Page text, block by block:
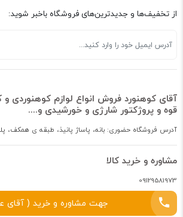
از تخفیف‌ها و جدیدترین‌های فروشگاه باخبر شوید:
آقای کوهنورد فروش انواع لوازم کوهنوردی و
قوه و پروژکتور شارژی و خورشیدی و....
آدرس فروشگاه حضوری: بانه، پاساژ پانیذ، طبقه ی همکف،
مشاوره و خرید کالا
09129581973
جهت مشاوره و خرید ( آقای